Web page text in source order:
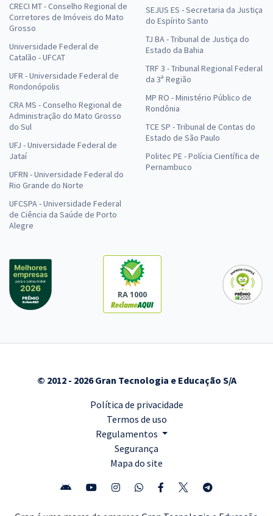
CRECI MT - Conselho Regional de
Corretores de Imóveis do Mato
Grosso
Universidade Federal de
Catalão - UFCAT
UFR - Universidade Federal de
Rondonópolis
CRA MS - Conselho Regional de
Administração do Mato Grosso
do Sul
UFJ - Universidade Federal de
Jataí
UFRN - Universidade Federal do
Rio Grande do Norte
UFCSPA - Universidade Federal
de Ciência da Saúde de Porto
Alegre
SEJUS ES - Secretaria da Justiça
do Espírito Santo
TJ BA - Tribunal de Justiça do
Estado da Bahia
TRF 3 - Tribunal Regional Federal
da 3ª Região
MP RO - Ministério Público de
Rondônia
TCE SP - Tribunal de Contas do
Estado de São Paulo
Politec PE - Polícia Científica de
Pernambuco
RA 1000
© 2012 - 2026 Gran Tecnologia e Educação S/A
Política de privacidade
Termos de uso
Regulamentos
Segurança
Mapa do site